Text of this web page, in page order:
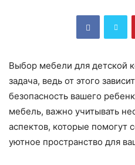
Выбор мебели для детской
задача, ведь от этого
безопасность вашего
мебель, важно учитывать
аспектов, которые помогут
уютное пространство для